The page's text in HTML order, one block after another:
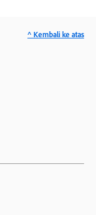
^ Kembali ke atas